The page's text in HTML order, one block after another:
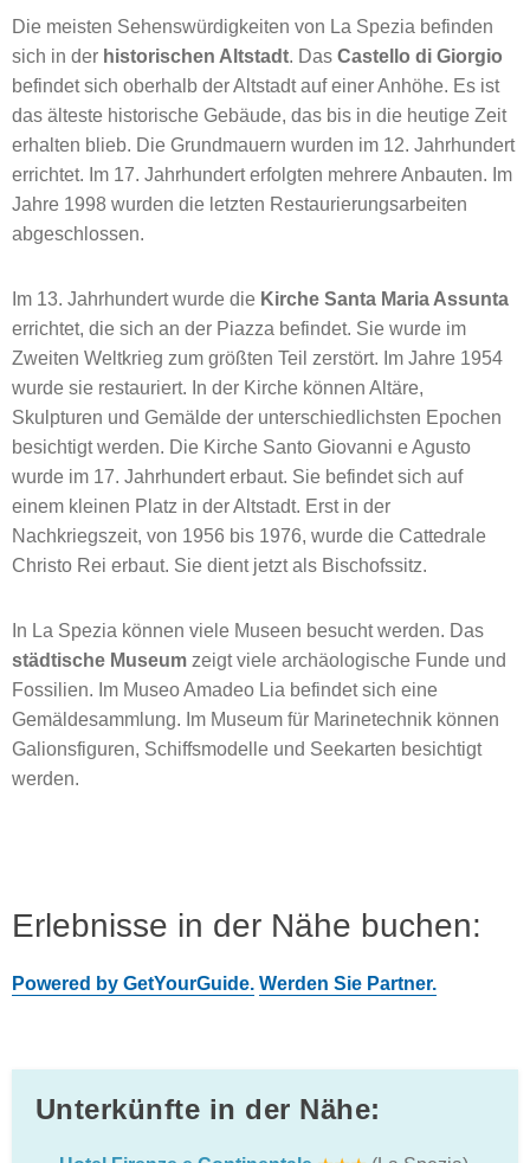
Die meisten Sehenswürdigkeiten von La Spezia befinden
sich in der historischen Altstadt. Das Castello di Giorgio
befindet sich oberhalb der Altstadt auf einer Anhöhe. Es ist
das älteste historische Gebäude, das bis in die heutige Zeit
erhalten blieb. Die Grundmauern wurden im 12. Jahrhundert
errichtet. Im 17. Jahrhundert erfolgten mehrere Anbauten. Im
Jahre 1998 wurden die letzten Restaurierungsarbeiten
abgeschlossen.
Im 13. Jahrhundert wurde die Kirche Santa Maria Assunta
errichtet, die sich an der Piazza befindet. Sie wurde im
Zweiten Weltkrieg zum größten Teil zerstört. Im Jahre 1954
wurde sie restauriert. In der Kirche können Altäre,
Skulpturen und Gemälde der unterschiedlichsten Epochen
besichtigt werden. Die Kirche Santo Giovanni e Agusto
wurde im 17. Jahrhundert erbaut. Sie befindet sich auf
einem kleinen Platz in der Altstadt. Erst in der
Nachkriegszeit, von 1956 bis 1976, wurde die Cattedrale
Christo Rei erbaut. Sie dient jetzt als Bischofssitz.
In La Spezia können viele Museen besucht werden. Das
städtische Museum zeigt viele archäologische Funde und
Fossilien. Im Museo Amadeo Lia befindet sich eine
Gemäldesammlung. Im Museum für Marinetechnik können
Galionsfiguren, Schiffsmodelle und Seekarten besichtigt
werden.
Erlebnisse in der Nähe buchen:
Powered by GetYourGuide. Werden Sie Partner.
Unterkünfte in der Nähe: